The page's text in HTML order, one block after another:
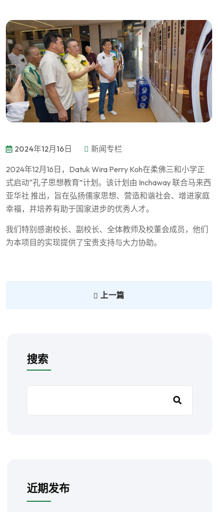
2024年12月16日 新闻专栏
2024年12月16日，Datuk Wira Perry Koh在柔佛三和小学正
式启动“孔子思想教育”计划。该计划由 Inchaway 联合马来西
亚华社 推出，旨在弘扬儒家思想、营造和谐社会、增进家庭
幸福，并培养有助于国家进步的优秀人才。
我们特别感谢校长、副校长、全体教师及校董会成员，他们
为本项目的实现提供了宝贵支持与大力协助。
上一篇
搜索
近期发布